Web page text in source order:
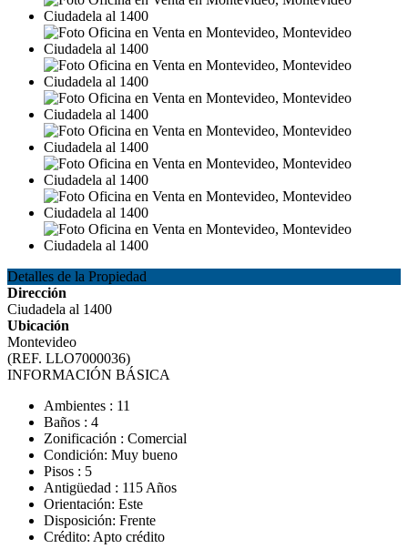
Detalles de la Propiedad
Dirección
Ciudadela al 1400
Ubicación
Montevideo
(REF. LLO7000036)
INFORMACIÓN BÁSICA
Ambientes : 11
Baños : 4
Zonificación : Comercial
Condición: Muy bueno
Pisos : 5
Antigüedad : 115 Años
Orientación: Este
Disposición: Frente
Crédito: Apto crédito